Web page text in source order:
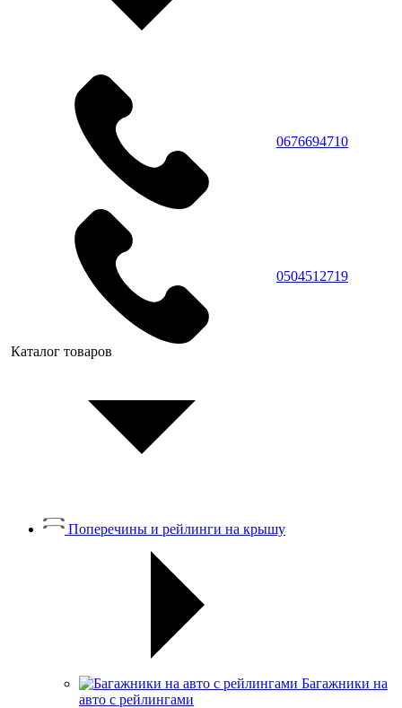
0676694710
0504512719
Каталог товаров
Поперечины и рейлинги на крышу
Багажники на
авто с рейлингами